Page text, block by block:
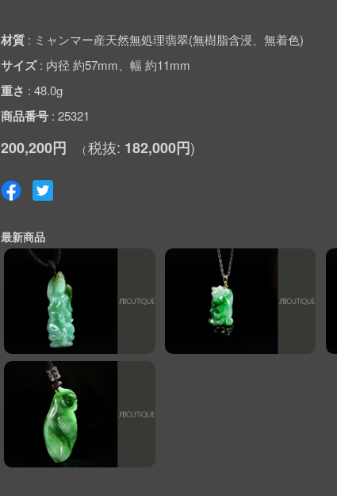
材質 ミャンマー産天然無処理翡翠(無樹脂含浸、無着色)
サイズ 内径 約57mm、幅 約11mm
重さ 48.0g
商品番号 25321
200,200円 182,000円
最新商品